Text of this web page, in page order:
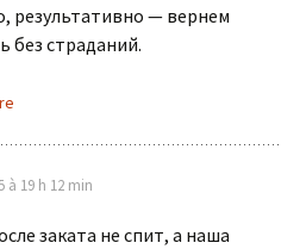
результативно — вернем
без страданий.
à 19 h 12 min
заката не спит, а наша